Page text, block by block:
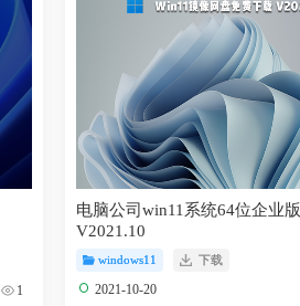
1
电脑公司win11系统64位企业版
V2021.10
windows11 下载
2021-10-20